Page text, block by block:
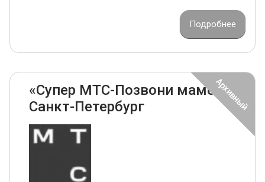
Подробнее
«Супер МТС-Позвони маме»
Санкт-Петербург